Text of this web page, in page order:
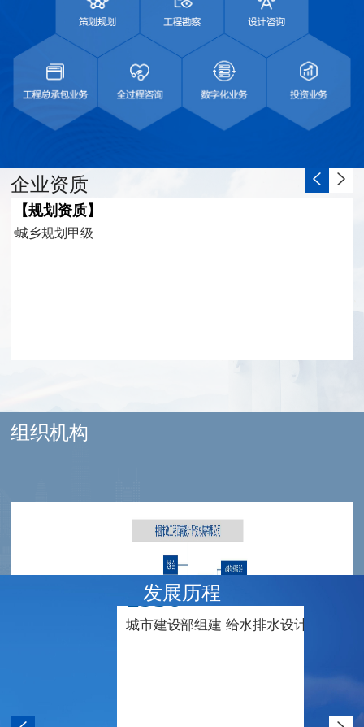
企业资质
【规划资质】
城乡规划甲级
组织机构
发展历程
1956
城市建设部组建 给水排水设计院成都